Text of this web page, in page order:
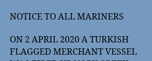
NOTICE TO ALL MARINERS
ON 2 APRIL 2020 A TURKISH
FLAGGED MERCHANT VESSEL